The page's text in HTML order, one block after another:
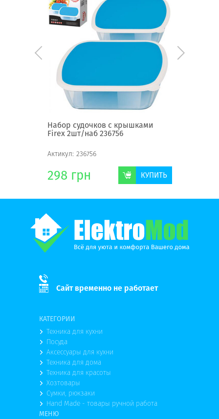
Набор судочков с крышками
Firex 2шт/наб 236756
Актикул: 236756
298 грн КУПИТЬ
Сайт временно не работает
КАТЕГОРИИ
Техника для кухни
Посуда
Аксессуары для кухни
Техника для дома
Техника для красоты
Хозтовары
Сумки, рюкзаки
Hand Made - товары ручной работа
МЕНЮ